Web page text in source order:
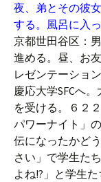
夜、弟とその彼
する。風呂に入っ
京都世田谷区：
進める。昼、お
レゼンテーショ
慶応大学SFCへ
を受ける。６２
パワーナイト」
伝になったかど
さい」で学生た
よね!?」と学生